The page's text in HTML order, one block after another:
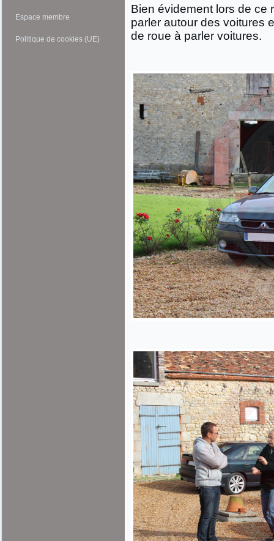
Espace membre
Politique de cookies (UE)
Bien évidement lors de ce
parler autour des voitures
de roue à parler voitures.